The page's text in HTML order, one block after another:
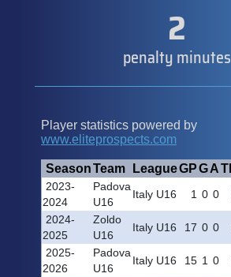
2
penalty minutes